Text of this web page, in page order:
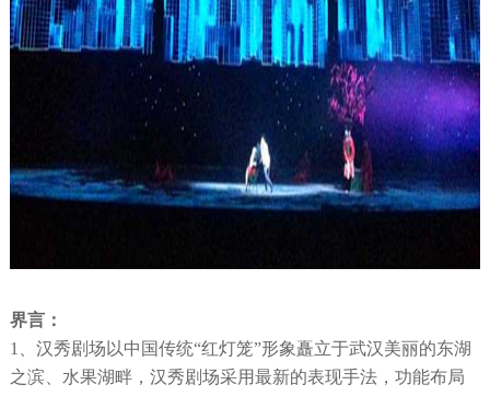
界言：
1、汉秀剧场以中国传统“红灯笼”形象矗立于武汉美丽的东湖
之滨、水果湖畔，汉秀剧场采用最新的表现手法，功能布局